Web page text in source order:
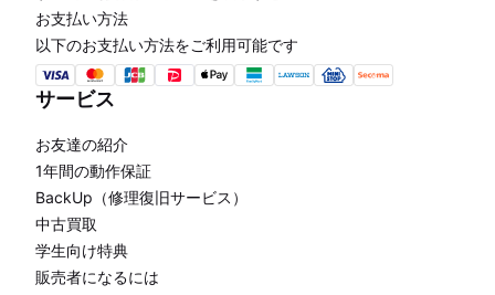
お支払い方法
以下のお支払い方法をご利用可能です
サービス
お友達の紹介
1年間の動作保証
BackUp（修理復旧サービス）
中古買取
学生向け特典
販売者になるには